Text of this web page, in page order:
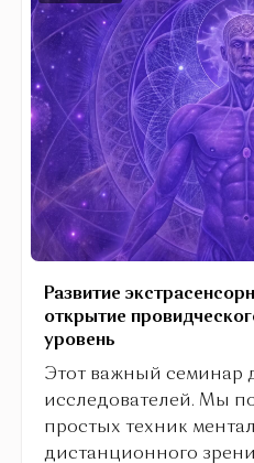
Развитие
открытие
уровень
Этот важный семинар
исследователей. Мы
простых техник
дистанционного